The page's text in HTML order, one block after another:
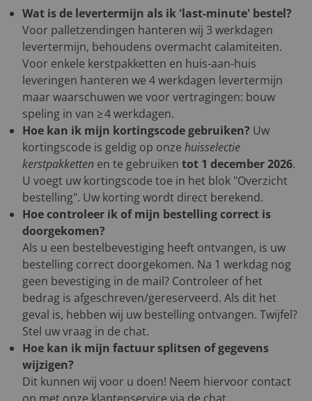
Wat is de levertermijn als ik 'last-minute' bestel?
Voor palletzendingen hanteren wij 3 werkdagen
levertermijn, behoudens overmacht calamiteiten.
Voor enkele kerstpakketten en huis-aan-huis
leveringen hanteren we 4 werkdagen levertermijn
maar waarschuwen we voor vertragingen: bouw
speling in van ≥ 4 werkdagen.
Hoe kan ik mijn kortingscode gebruiken? Uw
kortingscode is geldig op onze huisselectie
kerstpakketten en te gebruiken tot 1 december 2026.
U voegt uw kortingscode toe in het blok "Overzicht
bestelling". Uw korting wordt direct berekend.
Hoe controleer ik of mijn bestelling correct is
doorgekomen?
Als u een bestelbevestiging heeft ontvangen, is uw
bestelling correct doorgekomen. Na 1 werkdag nog
geen bevestiging in de mail? Controleer of het
bedrag is afgeschreven/gereserveerd. Als dit het
geval is, hebben wij uw bestelling ontvangen. Twijfel?
Stel uw vraag in de chat.
Hoe kan ik mijn factuur splitsen of gegevens
wijzigen?
Dit kunnen wij voor u doen! Neem hiervoor contact